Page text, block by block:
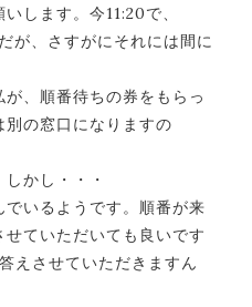
します。今11:20で、
が、さすがにそれには間に
、順番待ちの券をもらっ
の窓口になりますの
かし・・・
いるようです。順番が来
ていただいても良いです
えさせていただきますん